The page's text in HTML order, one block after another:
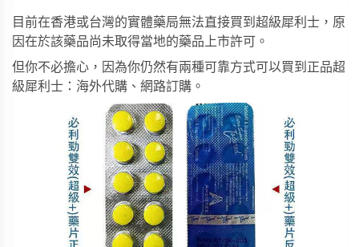
目前在香港或台灣的實體藥局無法直接買到超級犀利士，原
因在於該藥品尚未取得當地的藥品上市許可。
但你不必擔心，因為你仍然有兩種可靠方式可以買到正品超
級犀利士：海外代購、網路訂購。